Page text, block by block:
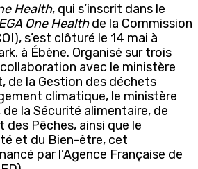
Health, qui s’inscrit dans le
One Healthde la Commission
s’est clôturé le 14 mai à
à Ébène. Organisé sur trois
collaboration avec le ministère
de la Gestion des déchets
climatique, le ministère
la Sécurité alimentaire, de
des Pêches, ainsi que le
et du Bien-être, cet
par l’Agence Française de